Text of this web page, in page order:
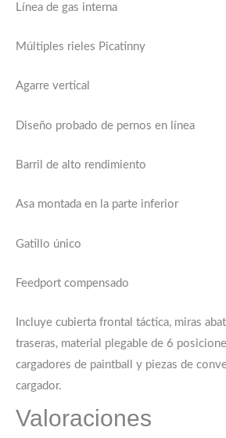
Línea de gas interna
Múltiples rieles Picatinny
Agarre vertical
Diseño probado de pernos en línea
Barril de alto rendimiento
Asa montada en la parte inferior
Gatillo único
Feedport compensado
Incluye cubierta frontal táctica, miras
traseras, material plegable de 6
cargadores de paintball y piezas de
cargador.
Valoraciones